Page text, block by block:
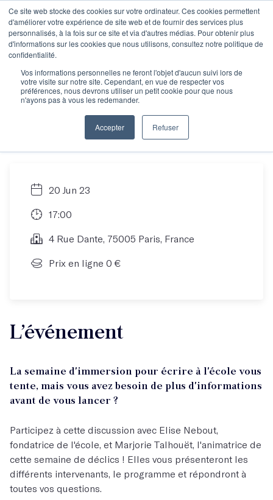
Ce site web stocke des cookies sur votre ordinateur. Ces cookies permettent
d'améliorer votre expérience de site web et de fournir des services plus
personnalisés, à la fois sur ce site et via d'autres médias. Pour obtenir plus
d'informations sur les cookies que nous utilisons, consultez notre politique de
confidentialité.
Vos informations personnelles ne feront l'objet d'aucun suivi lors de
votre visite sur notre site. Cependant, en vue de respecter vos
préférences, nous devrons utiliser un petit cookie pour que nous
n'ayons pas à vous les redemander.
Accepter Refuser
Toutes les
informations sur la
semaine des déclics
20 Jun 23
17:00
4 Rue Dante, 75005 Paris, France
Prix en ligne 0 €
L’événement
La semaine d'immersion pour écrire à l'école vous
tente, mais vous avez besoin de plus d'informations
avant de vous lancer ?
Participez à cette discussion avec Elise Nebout,
fondatrice de l'école, et Marjorie Talhouët, l'animatrice de
cette semaine de déclics ! Elles vous présenteront les
différents intervenants, le programme et répondront à
toutes vos questions.